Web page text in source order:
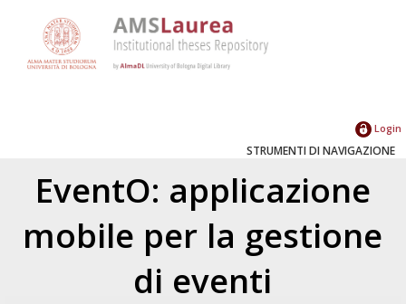
Login
STRUMENTI DI NAVIGAZIONE
EventO: applicazione
mobile per la gestione
di eventi